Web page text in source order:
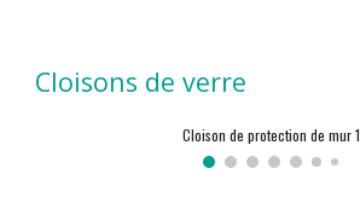
Cloisons de verre
Cloison de protection de mur 1